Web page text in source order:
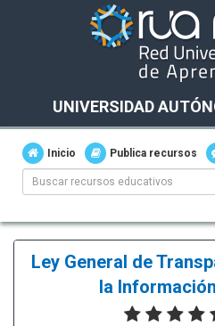
UNIVERSIDAD
Inicio Publica recursos
Ley General de
la